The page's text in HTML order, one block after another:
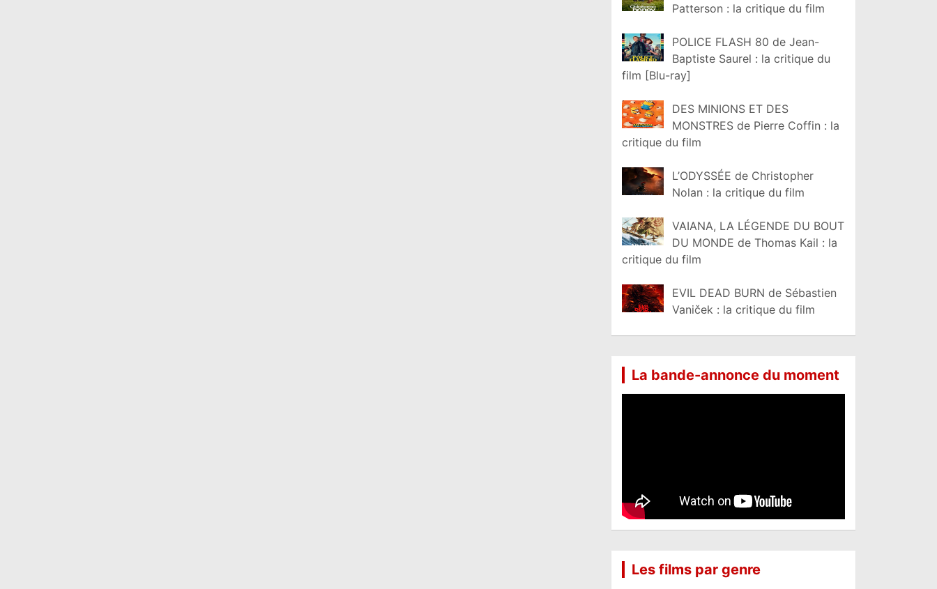
Patterson : la critique du film
POLICE FLASH 80 de Jean-
Baptiste Saurel : la critique du
film [Blu-ray]
DES MINIONS ET DES
MONSTRES de Pierre Coffin : la
critique du film
L’ODYSSÉE de Christopher
Nolan : la critique du film
VAIANA, LA LÉGENDE DU BOUT
DU MONDE de Thomas Kail : la
critique du film
EVIL DEAD BURN de Sébastien
Vaniček : la critique du film
La bande-annonce du moment
Les films par genre